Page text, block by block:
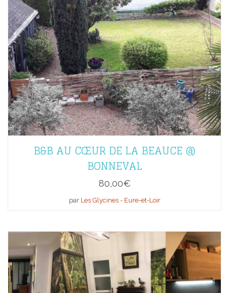
B&B AU CŒUR DE LA BEAUCE @
BONNEVAL
80,00€
par Les Glycines - Eure-et-Loir